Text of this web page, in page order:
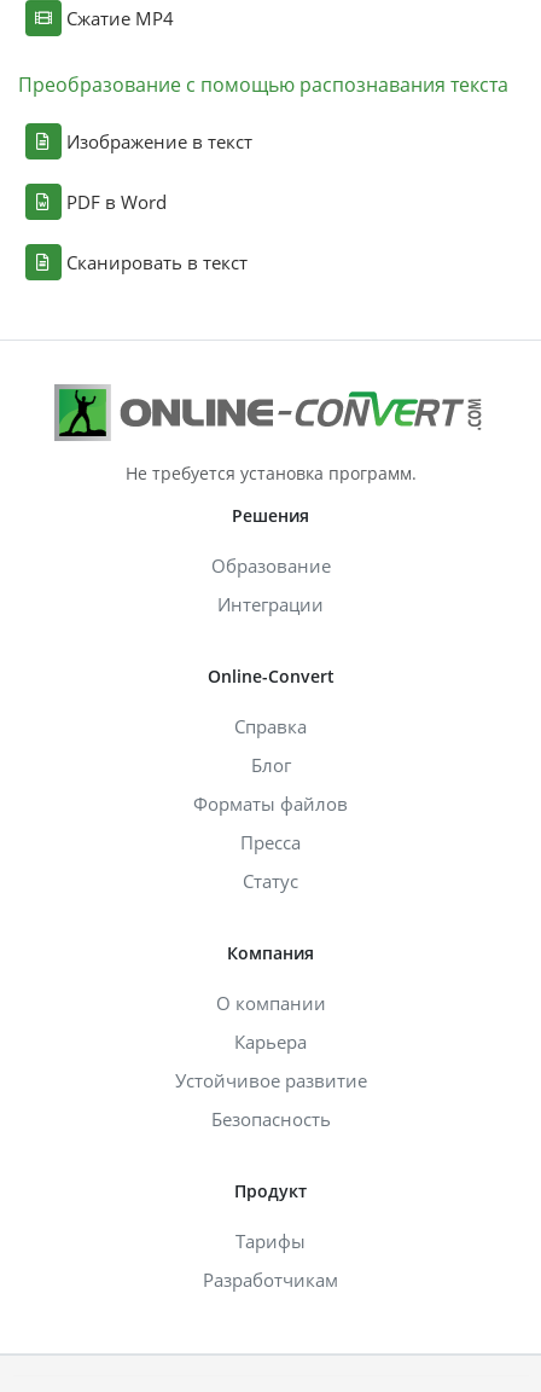
Сжатие MP4
Преобразование с помощью распознавания текста
Изображение в текст
PDF в Word
Сканировать в текст
Не требуется установка программ.
Решения
Образование
Интеграции
Online-Convert
Справка
Блог
Форматы файлов
Пресса
Статус
Компания
О компании
Карьера
Устойчивое развитие
Безопасность
Продукт
Тарифы
Разработчикам